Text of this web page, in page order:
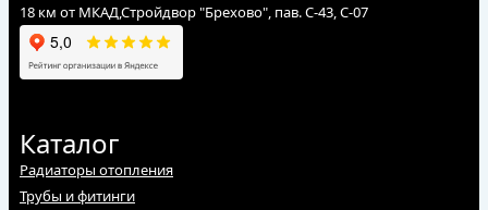
18 км от МКАД,Стройдвор "Брехово", пав. С-43, С-07
Каталог
Радиаторы отопления
Трубы и фитинги